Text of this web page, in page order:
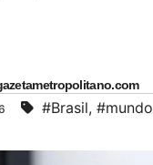
#Brasil, #mundo